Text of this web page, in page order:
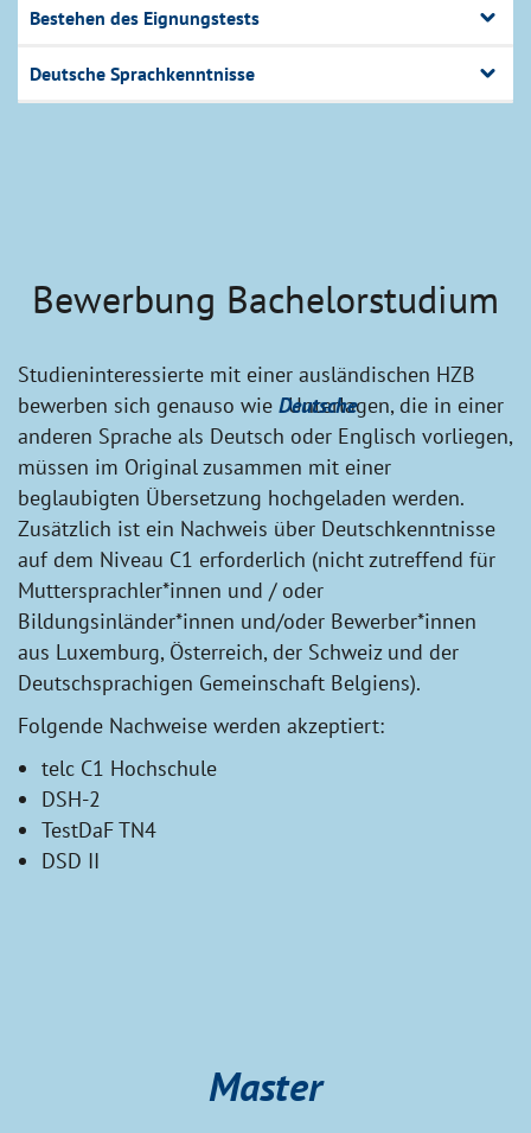
Bestehen des Eignungstests
Deutsche Sprachkenntnisse
Bewerbung Bachelorstudium
Studieninteressierte mit einer ausländischen HZB
bewerben sich genauso wie Deutsche
. Unterlagen, die in einer
anderen Sprache als Deutsch oder Englisch vorliegen,
müssen im Original zusammen mit einer
beglaubigten Übersetzung hochgeladen werden.
Zusätzlich ist ein Nachweis über Deutschkenntnisse
auf dem Niveau C1 erforderlich (nicht zutreffend für
Muttersprachler*innen und / oder
Bildungsinländer*innen und/oder Bewerber*innen
aus Luxemburg, Österreich, der Schweiz und der
Deutschsprachigen Gemeinschaft Belgiens).
Folgende Nachweise werden akzeptiert:
telc C1 Hochschule
DSH-2
TestDaF TN4
DSD II
Master